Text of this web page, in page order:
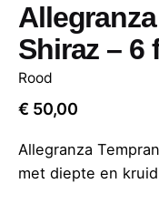
Shiraz – 6
Rood
€ 50,00
Allegranza
met diepte en